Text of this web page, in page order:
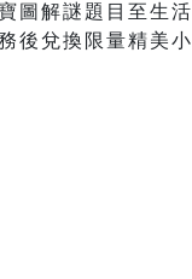
圖解謎題目至生
後兌換限量精美